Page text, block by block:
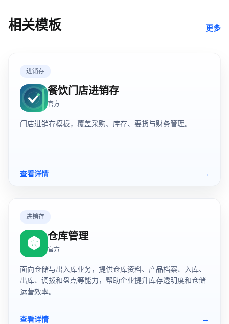
相关模板 更多
进销存
餐饮门店进销存
官方
门店进销存模板，覆盖采购、库存、要货与财务管理。
查看详情 →
进销存
仓库管理
官方
面向仓储与出入库业务，提供仓库资料、产品档案、入库、
出库、调拨和盘点等能力，帮助企业提升库存透明度和仓储
运营效率。
查看详情 →